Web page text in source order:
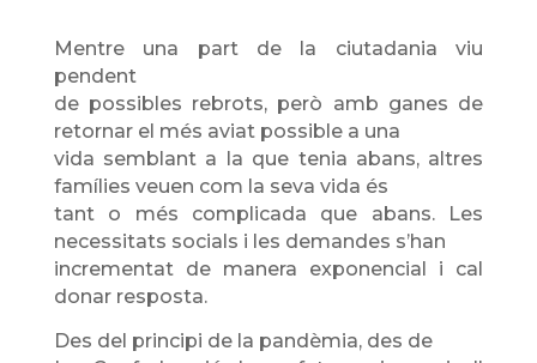
Mentre una part de la ciutadania viu
pendent
de possibles rebrots, però amb ganes de
retornar el més aviat possible a una
vida semblant a la que tenia abans, altres
famílies veuen com la seva vida és
tant o més complicada que abans. Les
necessitats socials i les demandes s’han
incrementat de manera exponencial i cal
donar resposta.
Des del principi de la pandèmia, des de